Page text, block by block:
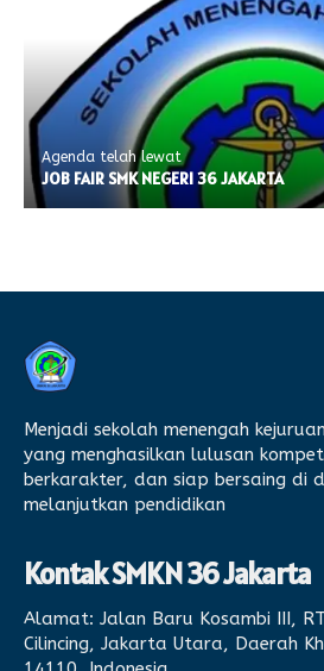
Agenda telah lewat
JOB FAIR SMK NEGERI 36 JAKARTA
Menjadi sekolah menengah
yang menghasilkan lulusan
berkarakter, dan siap bersaing di
melanjutkan pendidikan
Kontak SMKN 36 Jakarta
Alamat: Jalan Baru Kosambi III,
Cilincing, Jakarta Utara, Daerah